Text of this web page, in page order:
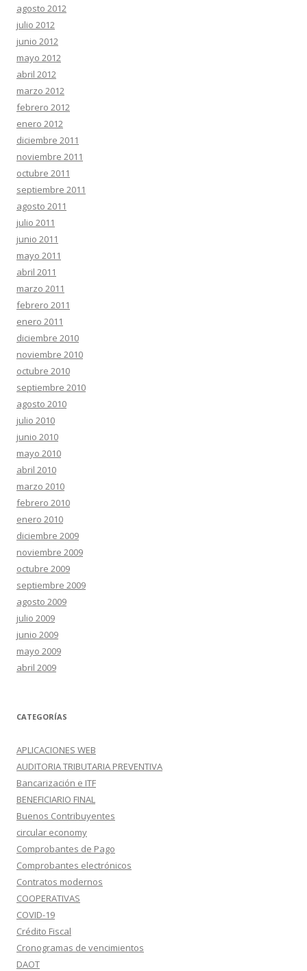
agosto 2012
julio 2012
junio 2012
mayo 2012
abril 2012
marzo 2012
febrero 2012
enero 2012
diciembre 2011
noviembre 2011
octubre 2011
septiembre 2011
agosto 2011
julio 2011
junio 2011
mayo 2011
abril 2011
marzo 2011
febrero 2011
enero 2011
diciembre 2010
noviembre 2010
octubre 2010
septiembre 2010
agosto 2010
julio 2010
junio 2010
mayo 2010
abril 2010
marzo 2010
febrero 2010
enero 2010
diciembre 2009
noviembre 2009
octubre 2009
septiembre 2009
agosto 2009
julio 2009
junio 2009
mayo 2009
abril 2009
CATEGORÍAS
APLICACIONES WEB
AUDITORIA TRIBUTARIA PREVENTIVA
Bancarización e ITF
BENEFICIARIO FINAL
Buenos Contribuyentes
circular economy
Comprobantes de Pago
Comprobantes electrónicos
Contratos modernos
COOPERATIVAS
COVID-19
Crédito Fiscal
Cronogramas de vencimientos
DAOT